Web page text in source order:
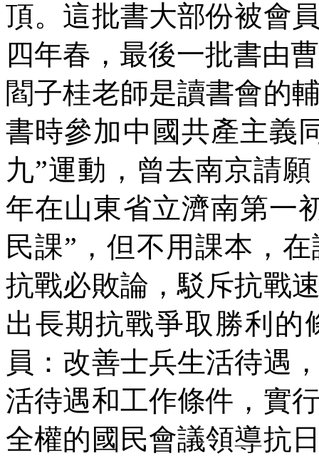
頂。這批書大部份被會
四年春，最後一批書由
閻子桂老師是讀書會的
書時參加中國共產主義
九”運動，曾去南京請
年在山東省立濟南第一
民課”，但不用課本，
抗戰必敗論，駁斥抗戰
出長期抗戰爭取勝利的
員：改善士兵生活待遇
活待遇和工作條件，實
全權的國民會議領導抗